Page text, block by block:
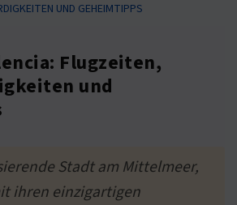
UND GEHEIMTIPPS
Flugzeiten,
und
Stadt am Mittelmeer,
ihren einzigartigen